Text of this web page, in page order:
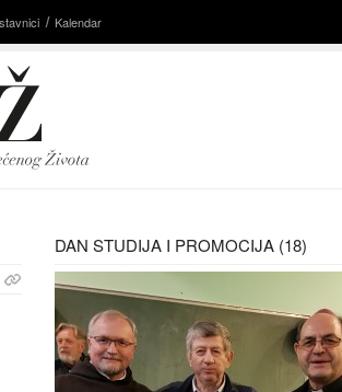
Kalendar
DAN STUDIJA I PROMOCIJA (18)